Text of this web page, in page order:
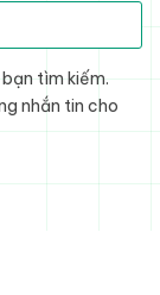
tìm kiếm.
nhắn tin cho